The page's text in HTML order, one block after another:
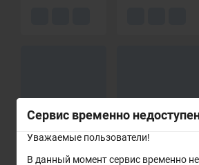
Сервис временно
Уважаемые пользователи!
В данный момент сервис временно